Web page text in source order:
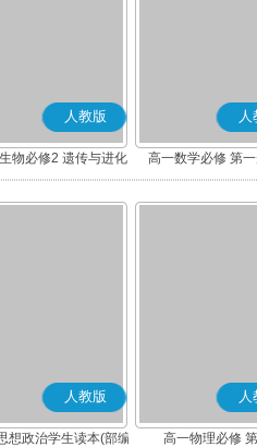
人教版
物必修2 遗传与进化
人
高一数学必修 第
人教版
想政治学生读本(部编
人
高一物理必修